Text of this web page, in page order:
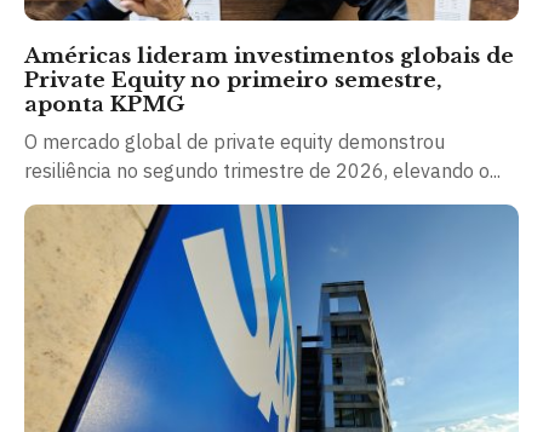
Américas lideram investimentos globais de
Private Equity no primeiro semestre,
aponta KPMG
O mercado global de private equity demonstrou
resiliência no segundo trimestre de 2026, elevando o...